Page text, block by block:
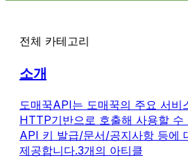
전체 카테고리
소개
도매꾹API는 도매꾹의 주요 서비
HTTP기반으로 호출해 사용할 수
API 키 발급/문서/공지사항 등에
제공합니다.3개의 아티클